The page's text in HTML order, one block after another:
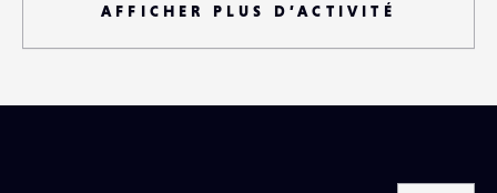
AFFICHER PLUS D’ACTIVITÉ